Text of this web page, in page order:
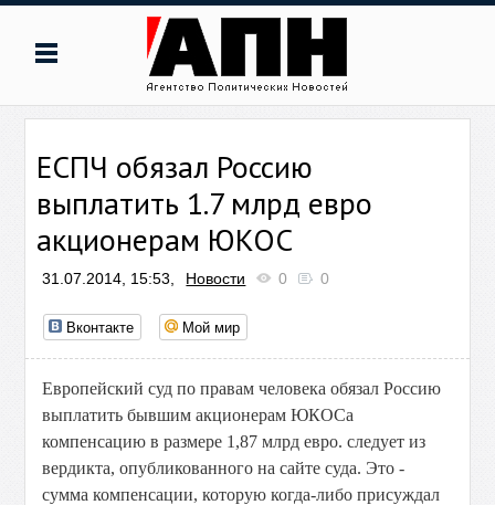
ЕСПЧ обязал Россию
выплатить 1.7 млрд евро
акционерам ЮКОС
31.07.2014, 15:53, Новости 0 0
Вконтакте Мой мир
Европейский суд по правам человека обязал Россию
выплатить бывшим акционерам ЮКОСа
компенсацию в размере 1,87 млрд евро. следует из
вердикта, опубликованного на сайте суда. Это -
сумма компенсации, которую когда-либо присуждал